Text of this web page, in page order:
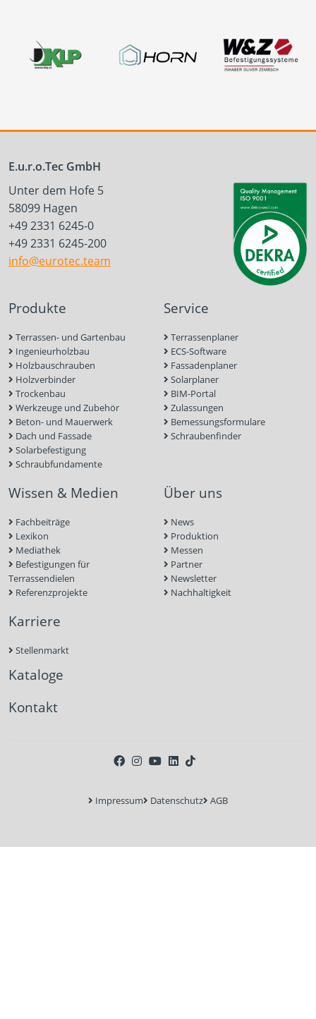
E.u.r.o.Tec GmbH
Unter dem Hofe 5
58099 Hagen
+49 2331 6245-0
+49 2331 6245-200
info@eurotec.team
Produkte
Terrassen- und Gartenbau
Ingenieurholzbau
Holzbauschrauben
Holzverbinder
Trockenbau
Werkzeuge und Zubehör
Beton- und Mauerwerk
Dach und Fassade
Solarbefestigung
Schraubfundamente
Service
Terrassenplaner
ECS-Software
Fassadenplaner
Solarplaner
BIM-Portal
Zulassungen
Bemessungsformulare
Schraubenfinder
Wissen & Medien
Fachbeiträge
Lexikon
Mediathek
Befestigungen für
Terrassendielen
Referenzprojekte
Über uns
News
Produktion
Messen
Partner
Newsletter
Nachhaltigkeit
Karriere
Stellenmarkt
Kataloge
Kontakt
Impressum Datenschutz AGB